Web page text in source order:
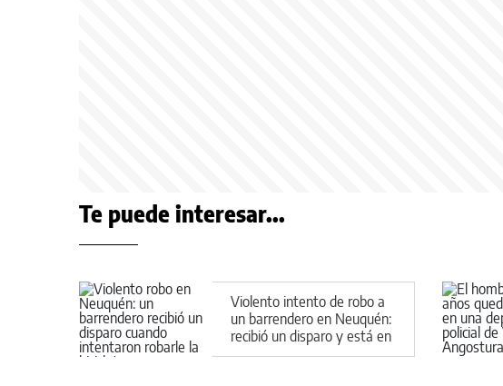
Te puede interesar...
Violento intento de robo a
un barrendero en Neuquén:
recibió un disparo y está en
terapia intensiva